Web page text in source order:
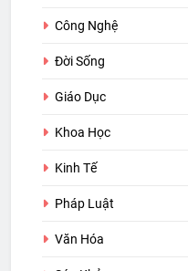
Công Nghệ
Đời Sống
Giáo Dục
Khoa Học
Kinh Tế
Pháp Luật
Văn Hóa